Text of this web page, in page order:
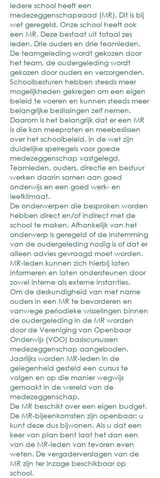
Iedere school heeft een
medezeggenschapsraad (MR). Dit is bij
wet geregeld. Onze school heeft ook
een MR. Deze bestaat uit totaal zes
leden. Drie ouders en drie teamleden.
De teamgeleding wordt gekozen door
het team, de oudergeleding wordt
gekozen door ouders en verzorgenden.
Schoolbesturen hebben steeds meer
mogelijkheden gekregen om een eigen
beleid te voeren en kunnen steeds meer
belangrijke beslissingen zelf nemen.
Daarom is het belangrijk dat er een MR
is die kan meepraten en meebeslissen
over het schoolbeleid. In de wet zijn
duidelijke spelregels voor goede
medezeggenschap vastgelegd.
Teamleden, ouders, directie en bestuur
werken daarin samen aan goed
onderwijs en een goed werk- en
leefklimaat.
De onderwerpen die besproken worden
hebben direct en/of indirect met de
school te maken. Afhankelijk van het
onderwerp is geregeld of de instemming
van de oudergeleding nodig is of dat er
alleen advies gevraagd moet worden.
MR-leden kunnen zich hierbij laten
informeren en laten ondersteunen door
zowel interne als externe instanties.
Om de deskundigheid van met name
ouders in een MR te bevorderen en
vanwege periodieke wisselingen binnen
de oudergeleding in de MR worden
door de Vereniging van Openbaar
Onderwijs (VOO) basiscursussen
medezeggenschap aangeboden.
Jaarlijks worden MR-leden in de
gelegenheid gesteld een cursus te
volgen en op die manier wegwijs
gemaakt in de wereld van de
medezeggenschap.
De MR beschikt over een eigen budget.
De MR-bijeenkomsten zijn openbaar; u
kunt deze dus bijwonen. Als u dat een
keer van plan bent laat het dan een
van de MR-leden van tevoren even
weten. De vergaderverslagen van de
MR zijn ter inzage beschikbaar op
school.